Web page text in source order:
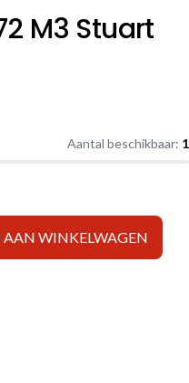
M3 Stuart
Aantal beschikbaar: 1
AAN WINKELWAGEN